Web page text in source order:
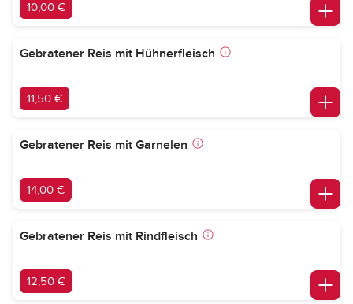
10,00 €
Gebratener Reis mit Hühnerfleisch
11,50 €
Gebratener Reis mit Garnelen
14,00 €
Gebratener Reis mit Rindfleisch
12,50 €